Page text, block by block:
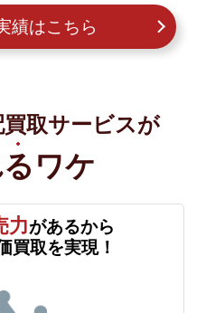
績はこちら
取サービスが
ワケ
力があるから
買取を実現！